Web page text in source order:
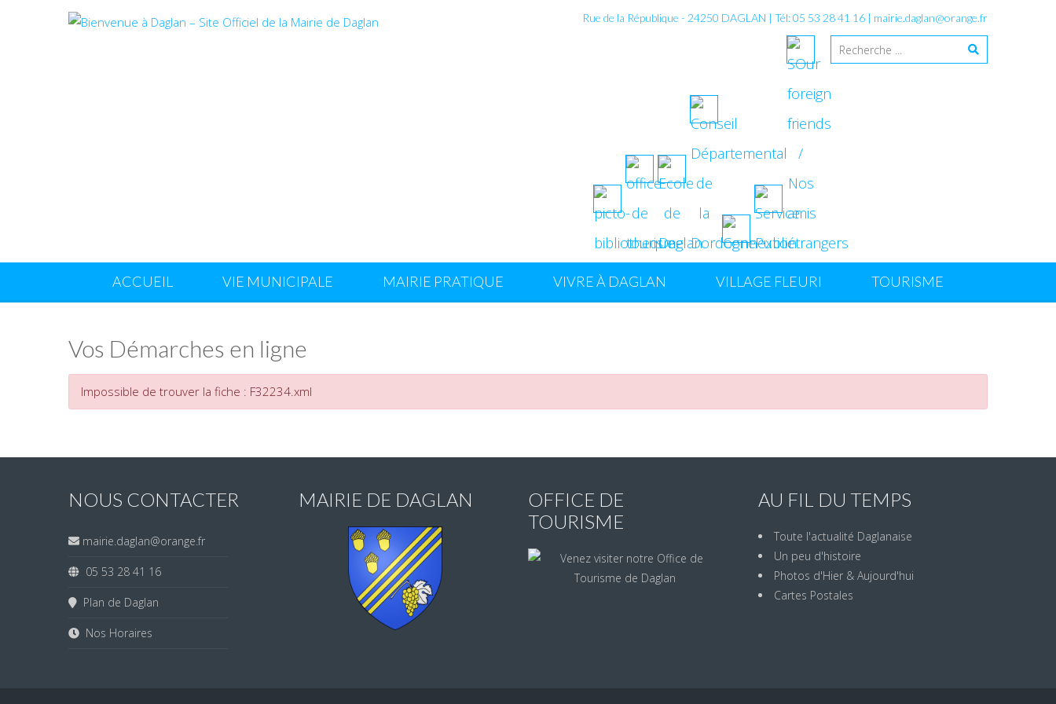
Rue de la République - 24250 DAGLAN | Tél: 05 53 28 41 16 | mairie.daglan@orange.fr
ACCUEIL VIE MUNICIPALE MAIRIE PRATIQUE VIVRE À DAGLAN VILLAGE FLEURI TOURISME
Vos Démarches en ligne
Impossible de trouver la fiche : F32234.xml
NOUS CONTACTER
mairie.daglan@orange.fr
05 53 28 41 16
Plan de Daglan
Nos Horaires
MAIRIE DE DAGLAN
OFFICE DE
TOURISME
AU FIL DU TEMPS
Toute l'actualité Daglanaise
Un peu d'histoire
Photos d'Hier & Aujourd'hui
Cartes Postales